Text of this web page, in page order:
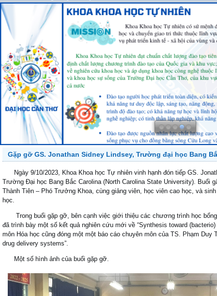
Gặp gỡ GS. Jonathan Sidney Lindsey, Trường đại học Bang
Ngày 9/10/2023, Khoa Khoa học Tự nhiên vinh hạnh đón tiếp GS.
Trường Đại học Bang Bắc Carolina (North Carolina State University). Buổi
Thành Tiên – Phó Trưởng Khoa, cùng giảng viên, học viên cao học, và
học.
Trong buổi gặp gỡ, bên cạnh việc giới thiệu các chương trình học
đã trình bày một số kết quả nghiên cứu mới về “Synthesis toward
môn Hóa học cũng đóng một một báo cáo chuyên môn của TS. Phạm Duy
drug delivery systems”.
Một số hình ảnh của buổi gặp gỡ.